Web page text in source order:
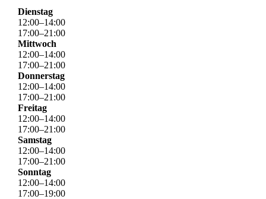
Dienstag
12:00–14:00
17:00–21 :00
Mittwoch
12:00–14:00
17:00–21 :00
Donnerstag
12:00–14:00
17:00–21 :00
Freitag
12:00–14:00
17:00–21 :00
Samstag
12:00–14:00
17:00–21 :00
Sonntag
12:00–14:00
17:00–19:00